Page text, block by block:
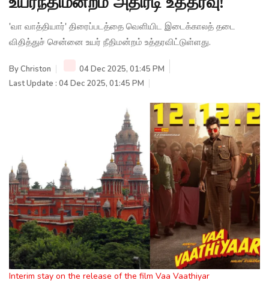
'வா வாத்தியார்' திரைப்படத்தை வெளியிட இடைக்காலத் தடை
விதித்துச் சென்னை உயர் நீதிமன்றம் உத்தரவிட்டுள்ளது.
ByChriston
04 Dec 2025, 01:45 PM
Last Update : 04 Dec 2025, 01:45 PM
Interim stay on the release of the film Vaa Vaathiyar